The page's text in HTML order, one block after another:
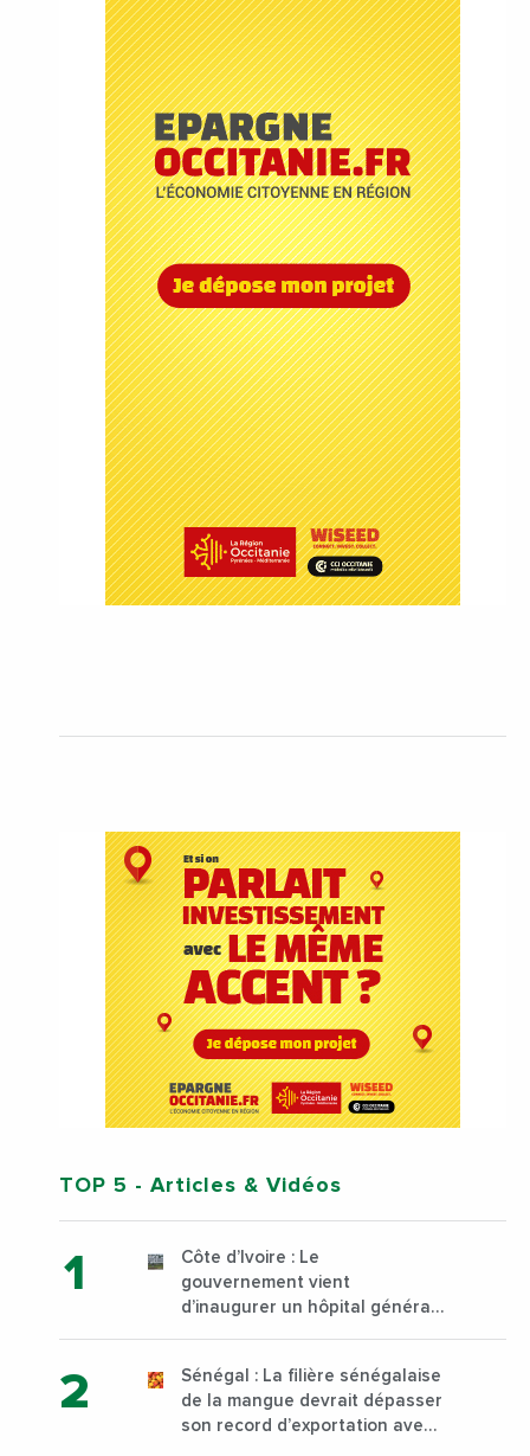
TOP 5 - Articles & Vidéos
Côte d’Ivoire : Le
gouvernement vient
d’inaugurer un hôpital général
Sénégal : La filière sénégalaise
de la mangue devrait dépasser
son record d’exportation avec